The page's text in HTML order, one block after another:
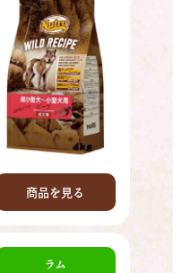
商品を見る
ラム